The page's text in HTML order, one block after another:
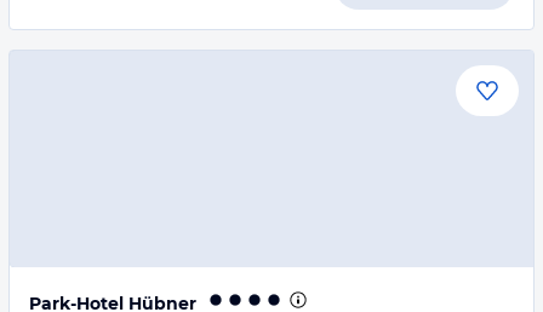
Park-Hotel Hübner